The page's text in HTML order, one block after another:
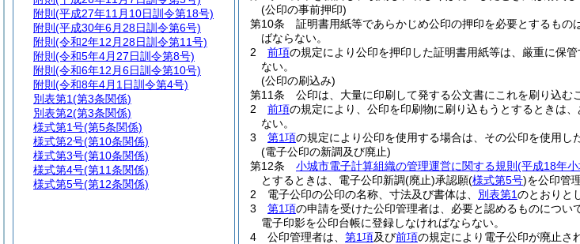
(公印の事前押印)
第10条
証明書用紙等であらかじめ公印の押印を必要とするものは
ばならない。
2
前項の規定により公印を押印した証明書用紙等は、厳重に保
ない。
(公印の刷込み)
第11条
公印は、大量に印刷して発する公文書にこれを刷り込む
2
前項の規定により、公印を印刷物に刷り込もうとするときは
ない。
3
第1項の規定により公印を使用する場合は、その公印を使用し
(電子公印の新調及び廃止)
第12条
小城市電子計算組織の管理運営に関する規則 (平成18年
とするときは、電子公印新調(廃止)承認願(様式第5号)を公印管
2
電子公印の公印の名称、寸法及び書体は、 別表第1のとおりと
3
第1項の申請を受けた公印管理者は、必要と認めるものについ
電子印影を公印台帳に登録しなければならない。
4
公印管理者は、 第1項及び前項の規定により電子公印が廃止さ
附則 (平成27年11月10日訓令第18号)
附則 (平成30年6月28日訓令第6号)
附則 (令和2年12月28日訓令第11号)
附則 (令和5年4月27日訓令第8号)
附則 (令和6年12月6日訓令第10号)
附則 (令和8年4月1日訓令第4号)
別表第1(第3条関係)
別表第2(第3条関係)
様式第1号(第5条関係)
様式第2号(第10条関係)
様式第3号(第10条関係)
様式第4号(第11条関係)
様式第5号(第12条関係)